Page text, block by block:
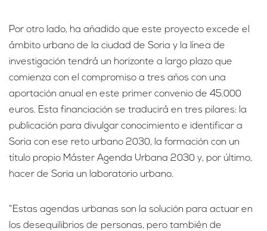
Por otro lado, ha añadido que este proyecto excede el
ámbito urbano de la ciudad de Soria y la línea de
investigación tendrá un horizonte a largo plazo que
comienza con el compromiso a tres años con una
aportación anual en este primer convenio de 45.000
euros. Esta financiación se traducirá en tres pilares: la
publicación para divulgar conocimiento e identificar a
Soria con ese reto urbano 2030, la formación con un
título propio Máster Agenda Urbana 2030 y, por último,
hacer de Soria un laboratorio urbano.
“Estas agendas urbanas son la solución para actuar en
los desequilibrios de personas, pero también de